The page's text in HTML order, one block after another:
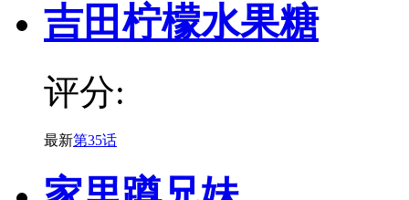
吉田柠檬水果糖
评分:
最新第35话